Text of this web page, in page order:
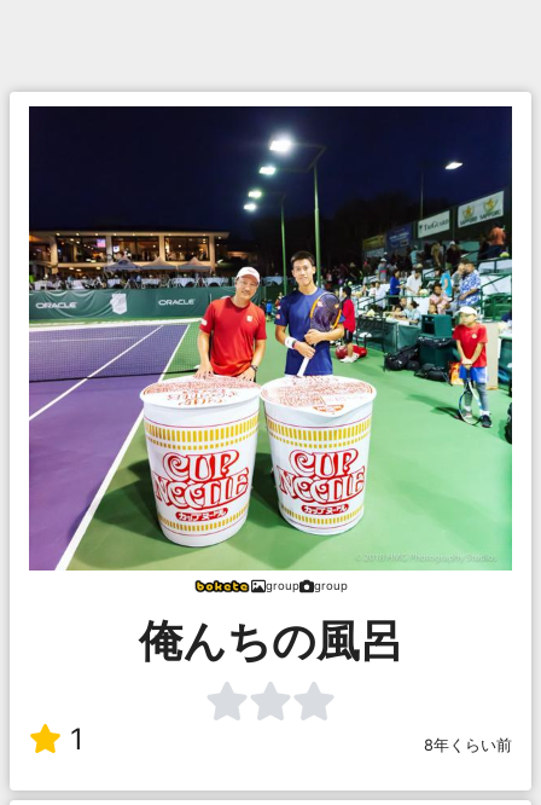
group group
俺んちの風呂
1 8年くらい前